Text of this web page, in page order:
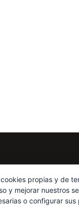
propias y de
y mejorar nuestros
o configurar sus